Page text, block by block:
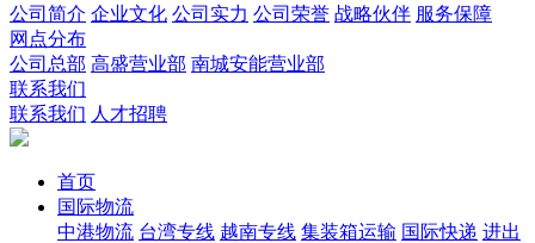
公司简介 企业文化 公司实力 公司荣誉 战略伙伴 服务保障
网点分布
公司总部 高盛营业部 南城安能营业部
联系我们
联系我们 人才招聘
首页
国际物流
中港物流 台湾专线 越南专线 集装箱运输 国际快递 进出